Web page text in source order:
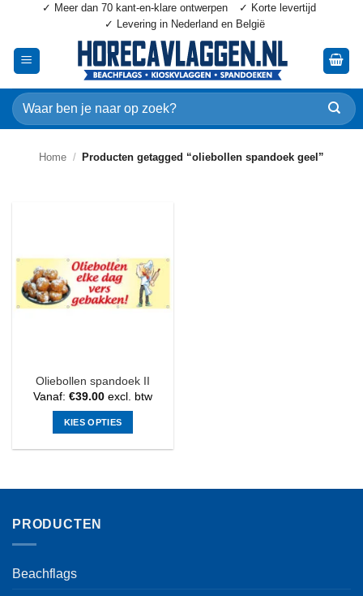
inhoud
✓ Meer dan 70 kant-en-klare ontwerpen
✓ Korte levertijd
✓ Levering in Nederland en België
Zoeken
naar:
Home / Producten getagged “oliebollen spandoek geel”
Oliebollen spandoek II
Vanaf: €39.00 excl. btw
KIES OPTIES
meerdere
Deze
PRODUCTEN
Beachflags